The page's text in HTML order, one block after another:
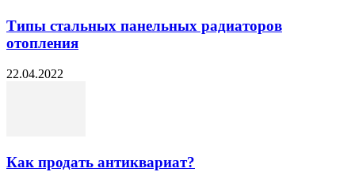
Типы стальных панельных радиаторов
отопления
22.04.2022
Как продать антиквариат?